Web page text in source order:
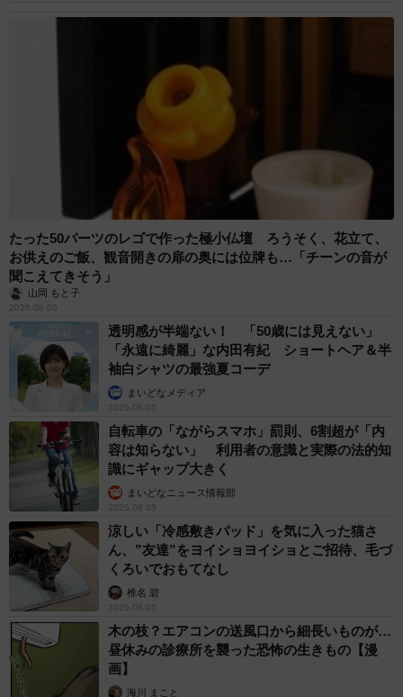
たった50パーツのレゴで作った極小仏壇 ろうそく、花立て、
お供えのご飯、観音開きの扉の奥には位牌も…「チーンの音が
聞こえてきそう」
山岡 もと子
2026.08.05
透明感が半端ない！ 「50歳には見えない」
「永遠に綺麗」な内田有紀 ショートヘア＆半
袖白シャツの最強夏コーデ
まいどなメディア
2026.08.05
自転車の「ながらスマホ」罰則、6割超が「内
容は知らない」 利用者の意識と実際の法的知
識にギャップ大きく
まいどなニュース情報部
2026.08.05
涼しい「冷感敷きパッド」を気に入った猫さ
ん、”友達”をヨイショヨイショとご招待、毛づ
くろいでおもてなし
椎名 碧
2026.08.05
木の枝？エアコンの送風口から細長いものが…
昼休みの診療所を襲った恐怖の生きもの【漫
画】
海川 まこと